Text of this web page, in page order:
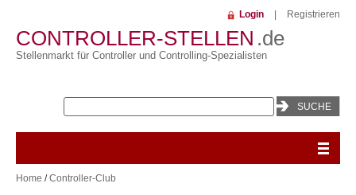
CONTROLLER-STELLEN .de
Stellenmarkt für Controller und Controlling-Spezialisten
Login Registrieren
Home /Controller-Club